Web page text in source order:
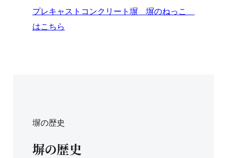
プレキャストコンクリート塀 塀のねっこ
はこちら
塀の歴史
塀の歴史